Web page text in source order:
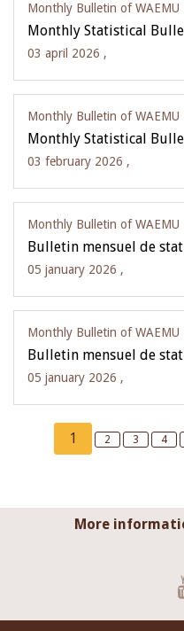
Monthly Bulletin of WAEMU
Monthly Statistical
03 april 2026 ,
Monthly Bulletin of WAEMU
Monthly Statistical
03 february 2026 ,
Monthly Bulletin of WAEMU
Bulletin mensuel de
05 january 2026 ,
Monthly Bulletin of WAEMU
Bulletin mensuel de
05 january 2026 ,
Pagination
Current
page
1 Page
2 Page
3 Page
4
More